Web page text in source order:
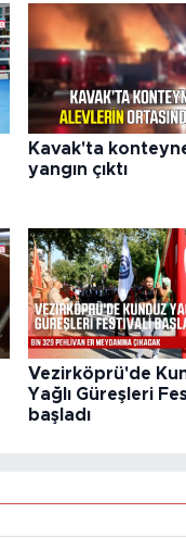
Kavak'ta
yangın çıktı
Vezirköprü'de
Yağlı Güreşleri
başladı